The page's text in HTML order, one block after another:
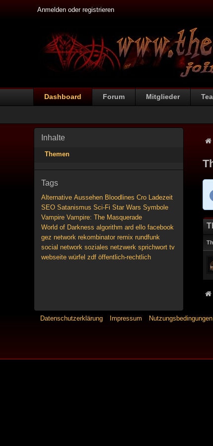
Anmelden oder registrieren
Dashboard Forum Mitglieder
Inhalte
Themen
Tags
Alternative Aussehen Bloodlines Cro Ladezeit
SEO Satanismus Sci-Fi Star Wars Symbole
Vampire Vampire: The Masquerade
World of Darkness algorithm ard ello facebook
gez network rekombinator remix rundfunk
social network soziales netzwerk sprichwort tv
webseite würfel zdf öffentlich-rechtlich
Datenschutzerklärung Impressum Nutzungsbedingungen